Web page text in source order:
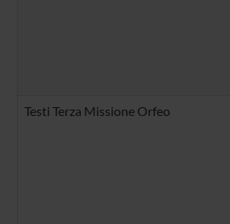
Testi Terza Missione Orfeo